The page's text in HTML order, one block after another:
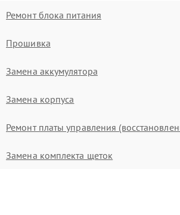
Ремонт блока питания
Прошивка
Замена аккумулятора
Замена корпуса
Ремонт платы управления
Замена комплекта щеток